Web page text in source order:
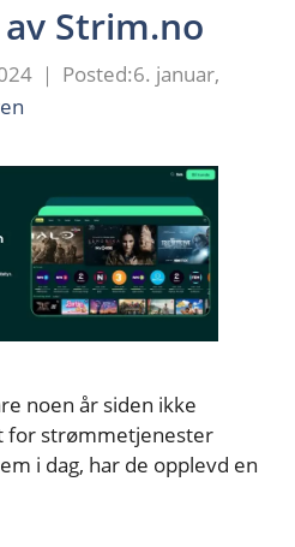
Strim.no
6. januar,
noen år siden ikke
for strømmetjenester
i dag, har de opplevd en